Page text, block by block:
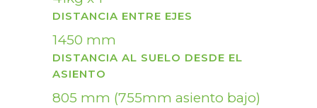
DISTANCIA ENTRE EJES
1450 mm
DISTANCIA AL SUELO DESDE EL
ASIENTO
805 mm (755mm asiento bajo)